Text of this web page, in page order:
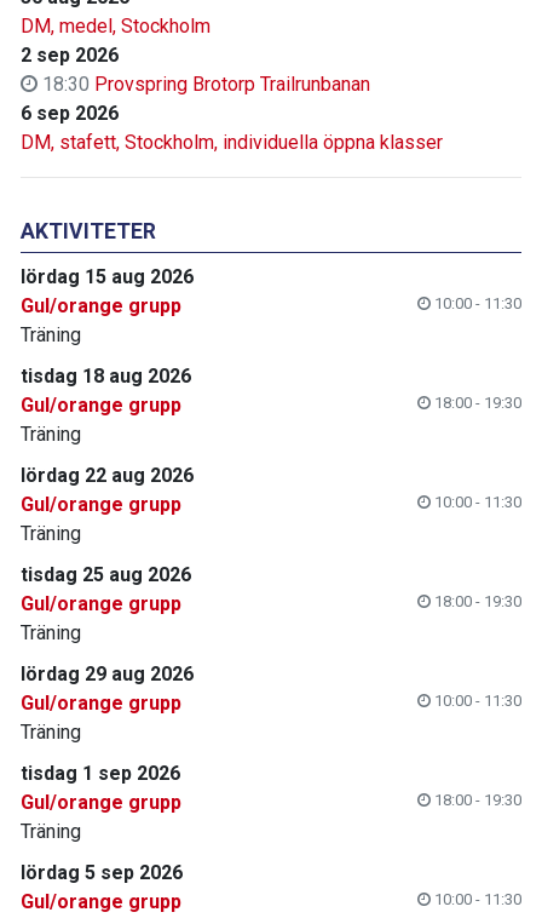
DM, medel, Stockholm
2 sep 2026
18:30 Provspring Brotorp Trailrunbanan
6 sep 2026
DM, stafett, Stockholm, individuella öppna klasser
AKTIVITETER
lördag 15 aug 2026
Gul/orange grupp
10:00 - 11:30
Träning
tisdag 18 aug 2026
Gul/orange grupp
18:00 - 19:30
Träning
lördag 22 aug 2026
Gul/orange grupp
10:00 - 11:30
Träning
tisdag 25 aug 2026
Gul/orange grupp
18:00 - 19:30
Träning
lördag 29 aug 2026
Gul/orange grupp
10:00 - 11:30
Träning
tisdag 1 sep 2026
Gul/orange grupp
18:00 - 19:30
Träning
lördag 5 sep 2026
Gul/orange grupp
10:00 - 11:30